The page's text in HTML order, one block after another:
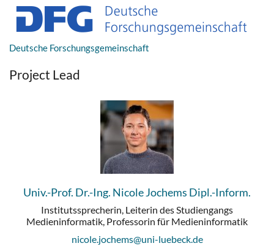
Deutsche Forschungsgemeinschaft
Project Lead
Univ.-Prof. Dr.-Ing. Nicole Jochems Dipl.-Inform.
Institutssprecherin, Leiterin des Studiengangs
Medieninformatik, Professorin für Medieninformatik
nicole.jochems@uni-luebeck.de